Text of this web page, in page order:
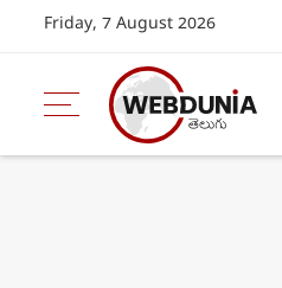
Friday, 7 August 2026